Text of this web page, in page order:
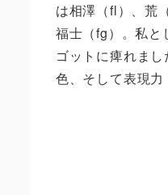
は相澤（fl）、荒
福士（fg）。私と
ゴットに痺れま
色、そして表現力